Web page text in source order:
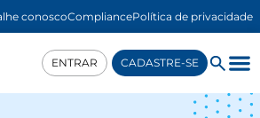
conoscoCompliancePolítica de privacidade
ENTRAR CADASTRE-SE